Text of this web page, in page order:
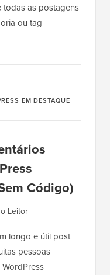
todas as postagens
ou tag
EM DESTAQUE
Código)
Leitor
longo e útil post
pessoas